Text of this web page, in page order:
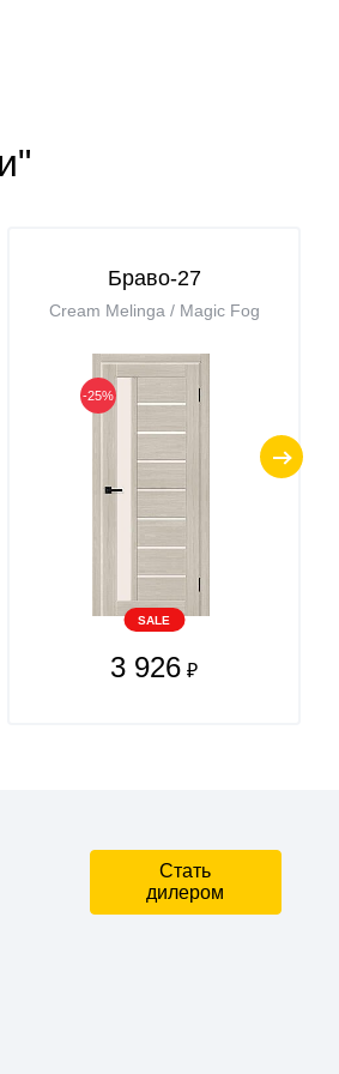
Браво-27
Cream Melinga / Magic Fog
-25%
SALE
3 926 ₽
Стать
дилером